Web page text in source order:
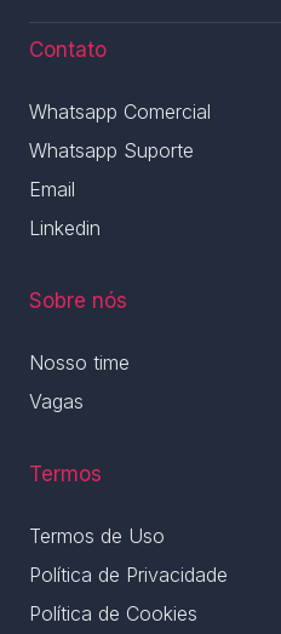
Contato
Whatsapp Comercial
Whatsapp Suporte
Email
Linkedin
Sobre nós
Nosso time
Vagas
Termos
Termos de Uso
Política de Privacidade
Política de Cookies